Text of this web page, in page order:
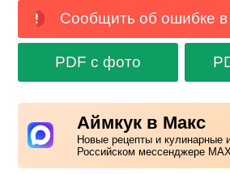
Сообщить об ошибке в
PDF с фото
Аймкук в Макс
Новые рецепты и кулинарные
Российском мессенджере